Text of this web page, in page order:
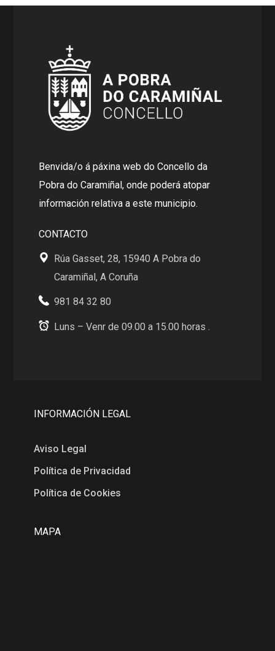
Benvida/o á páxina web do Concello da
Pobra do Caramiñal, onde poderá atopar
información relativa a este municipio.
CONTACTO
Rúa Gasset, 28, 15940 A Pobra do
Caramiñal, A Coruña
981 84 32 80
Luns – Venr de 09.00 a 15.00 horas .
INFORMACIÓN LEGAL
Aviso Legal
Política de Privacidad
Política de Cookies
MAPA